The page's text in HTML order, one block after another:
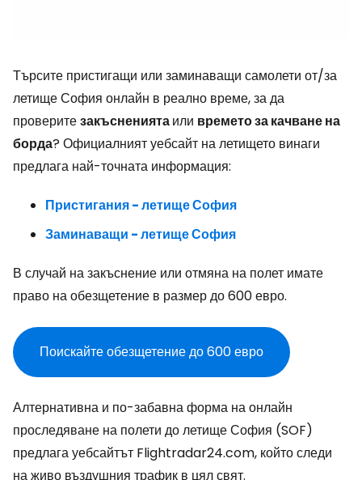
Търсите пристигащи или заминаващи самолети от/за
летище София онлайн в реално време, за да
проверитезакъснениятаили времето за качване на
борда? Официалният уебсайт на летището винаги
предлага най-точната информация:
Пристигания - летище София
Заминаващи - летище София
В случай на закъснение или отмяна на полет имате
право на обезщетение в размер до 600 евро.
Поискайте обезщетение до 600 евро
Алтернативна и по-забавна форма на онлайн
проследяване на полети до летище София (SOF)
предлага уебсайтът Flightradar24.com, който следи
на живо въздушния трафик в цял свят.